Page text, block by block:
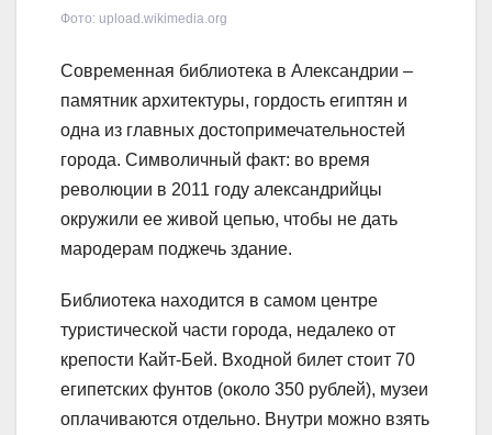
Фото: upload.wikimedia.org
Современная библиотека в Александрии –
памятник архитектуры, гордость египтян и
одна из главных достопримечательностей
города. Символичный факт: во время
революции в 2011 году александрийцы
окружили ее живой цепью, чтобы не дать
мародерам поджечь здание.
Библиотека находится в самом центре
туристической части города, недалеко от
крепости Кайт-Бей. Входной билет стоит 70
египетских фунтов (около 350 рублей), музеи
оплачиваются отдельно. Внутри можно взять